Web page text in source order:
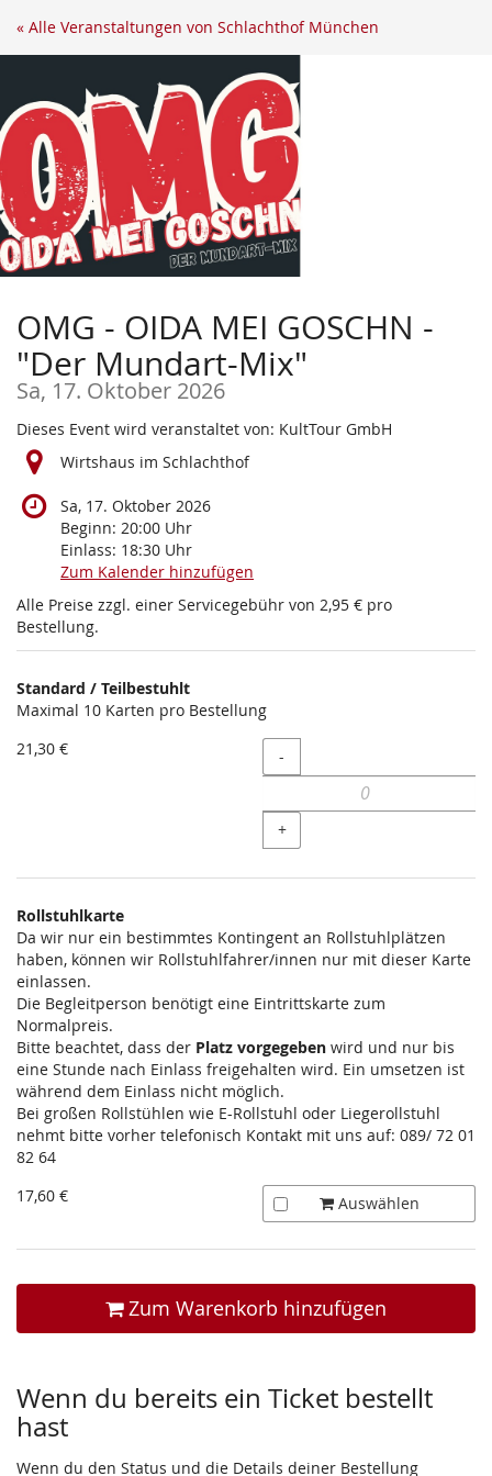
Zum
« Alle Veranstaltungen von Schlachthof München
OMG - OIDA MEI GOSCHN -
"Der Mundart-Mix"
Sa, 17. Oktober 2026
Dieses Event wird veranstaltet von: KultTour GmbH
Wirtshaus im Schlachthof
Sa, 17. Oktober 2026
Beginn: 20:00 Uhr
Einlass: 18:30 Uhr
Zum Kalender hinzufügen
Alle Preise zzgl. einer Servicegebühr von 2,95 € pro
Bestellung.
Produkte
Unkategorisierte
Produkte
Standard / Teilbestuhlt
Maximal 10 Karten pro Bestellung
21,30 €
Menge
-
+
Rollstuhlkarte
Da wir nur ein bestimmtes Kontingent an Rollstuhlplätzen
haben, können wir Rollstuhlfahrer/innen nur mit dieser Karte
einlassen.
Die Begleitperson benötigt eine Eintrittskarte zum
Normalpreis.
Bitte beachtet, dass der Platz vorgegeben wird und nur bis
eine Stunde nach Einlass freigehalten wird. Ein umsetzen ist
während dem Einlass nicht möglich.
Bei großen Rollstühlen wie E-Rollstuhl oder Liegerollstuhl
nehmt bitte vorher telefonisch Kontakt mit uns auf: 089/ 72 01
82 64
17,60 €
Auswählen
Zum Warenkorb hinzufügen
Wenn du bereits ein Ticket bestellt
hast
Wenn du den Status und die Details deiner Bestellung